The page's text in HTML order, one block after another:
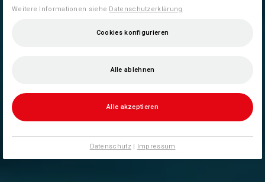
Weitere Informationen siehe Datenschutzerklärung.
Cookies konfigurieren
Alle ablehnen
Alle akzeptieren
Datenschutz| Impressum